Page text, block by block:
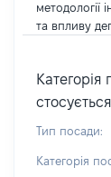
методології
та впливу
Тип посади:
Категорія